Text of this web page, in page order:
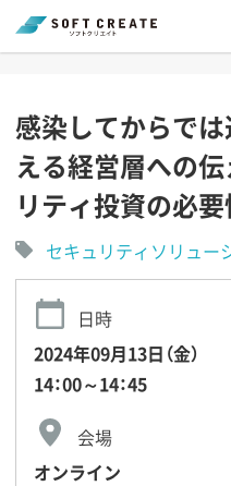
感染してからでは
える経営層への
リティ投資の必
セキュリティソリュー
日時
2024年09月13日（金）
14：00～14：45
会場
オンライン